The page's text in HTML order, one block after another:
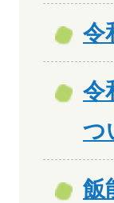
令
令
つ
飯